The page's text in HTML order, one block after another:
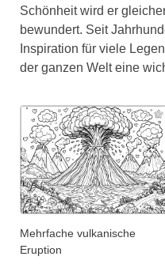
Schönheit wird er
bewundert. Seit
Inspiration für viele
der ganzen Welt eine
Mehrfache vulkanische
Eruption